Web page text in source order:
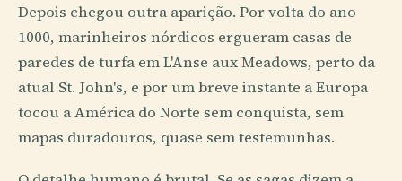
Depois chegou outra aparição. Por volta do ano
1000, marinheiros nórdicos ergueram casas de
paredes de turfa em L'Anse aux Meadows, perto da
atual St. John's, e por um breve instante a Europa
tocou a América do Norte sem conquista, sem
mapas duradouros, quase sem testemunhas.